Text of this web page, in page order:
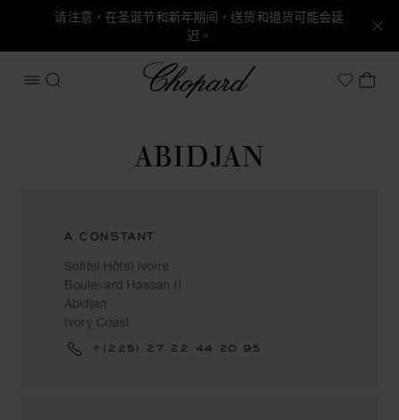
请注意，在圣诞节和新年期间，送货和退货可能会延
迟。
打开菜单
搜索
Chopard
My我
ABIDJAN
A.CONSTANT
Sofitel Hôtel Ivoire
Boulevard Hassan II
Abidjan
Ivory Coast
+(225) 27 22 44 20 95